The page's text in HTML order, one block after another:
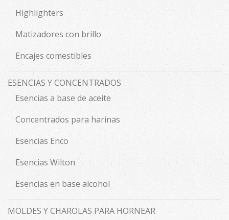
Highlighters
Matizadores con brillo
Encajes comestibles
ESENCIAS Y CONCENTRADOS
Esencias a base de aceite
Concentrados para harinas
Esencias Enco
Esencias Wilton
Esencias en base alcohol
MOLDES Y CHAROLAS PARA HORNEAR